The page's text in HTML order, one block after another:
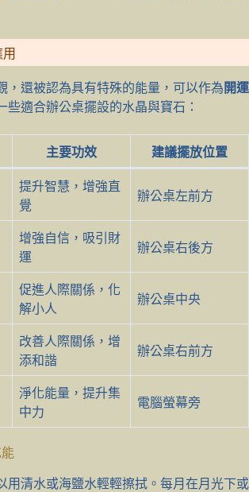
，還被認為具有特殊的能量，可以作為 開運
些適合辦公桌擺設的水晶與寶石：
主要功效 建議擺放位置
提升智慧，增強直
覺
辦公桌左前方
增強自信，吸引財
運
辦公桌右後方
促進人際關係，化
解小人
辦公桌中央
改善人際關係，增
添和諧
辦公桌右前方
淨化能量，提升集
中力
電腦螢幕旁
用清水或海鹽水輕輕擦拭。每月在月光下或